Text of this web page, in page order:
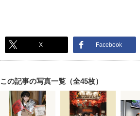
X Facebook
この記事の写真一覧（全45枚）